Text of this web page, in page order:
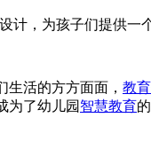
，为孩子们提供一
活的方方面面， 教育
为了幼儿园 智慧教育